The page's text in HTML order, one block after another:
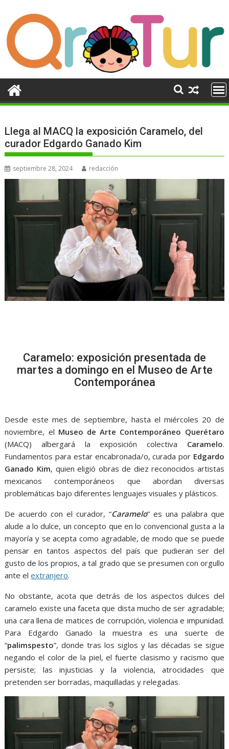
contenido
Llega al MACQ la exposición Caramelo, del
curador Edgardo Ganado Kim
septiembre 28, 2024 redacción
Caramelo: exposición presentada de
martes a domingo en el Museo de Arte
Contemporánea
Desde este mes de septiembre, hasta el miércoles 20 de
noviembre, el Museo de Arte Contemporáneo Querétaro
(MACQ) albergará la exposición colectiva Caramelo.
Fundamentos para estar encabronada/o, curada por Edgardo
Ganado Kim, quien eligió obras de diez reconocidos artistas
mexicanos contemporáneos que abordan diversas
problemáticas bajo diferentes lenguajes visuales y plásticos.
De acuerdo con el curador, “Caramelo” es una palabra que
alude a lo dulce, un concepto que en lo convencional gusta a la
mayoría y se acepta como agradable, de modo que se puede
pensar en tantos aspectos del país que pudieran ser del
gusto de los propios, a tal grado que se presumen con orgullo
ante elextranjero.
No obstante, acota que detrás de los aspectos dulces del
caramelo existe una faceta que dista mucho de ser agradable;
una cara llena de matices de corrupción, violencia e impunidad.
Para Edgardo Ganado la muestra es una suerte de
“palimspesto”, donde tras los siglos y las décadas se sigue
negando el color de la piel, el fuerte clasismo y racismo que
persiste; las injusticias y la violencia, atrocidades que
pretenden ser borradas, maquilladas y relegadas.